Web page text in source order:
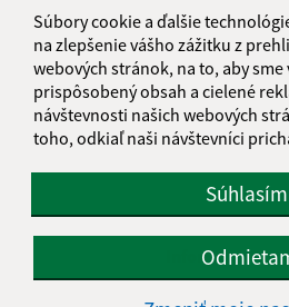
Súbory cookie a ďalšie
na zlepšenie vášho zážitku z
webových stránok, na to, aby
prispôsobený obsah a cielené
návštevnosti našich webových
toho, odkiaľ naši návštevníci
Súhlasím
Informácie o
Vyhlásenie o